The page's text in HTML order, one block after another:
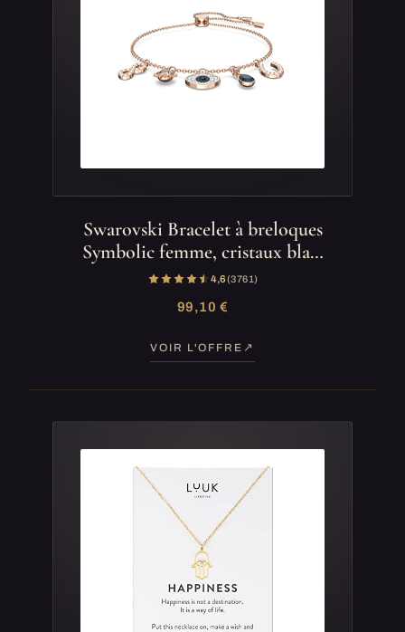
Swarovski Bracelet à breloques
Symbolic femme, cristaux bla…
4,6(3 761)
99,10 €
VOIR L'OFFRE